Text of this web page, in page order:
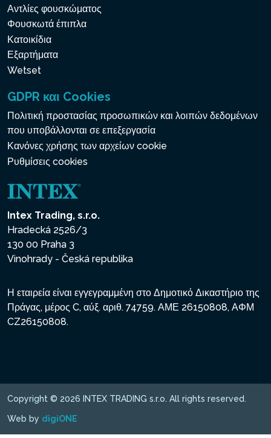
Αντλίες φουσκώματος
Φουσκωτά έπιπλα
Κατοικίδια
Εξαρτήματα
Wetset
GDPR και Cookies
Πολιτική προστασίας προσωπικών και λοιπών δεδομένων
που υποβάλλονται σε επεξεργασία
Κανόνες χρήσης των αρχείων cookie
Ρυθμίσεις cookies
Intex Trading, s.r.o.
Hradecká 2526/3
130 00 Praha 3
Vinohrady - Česká republika
Η εταιρεία είναι εγγεγραμμένη στο Δημοτικό Δικαστήριο της
Πράγας, μέρος C, αύξ. αριθ. 74759. ΑΜΕ 26150808, ΑΦΜ
CZ26150808.
Copyright © 2026 INTEX TRADING s.r.o. All rights reserved.
Web by digiONE